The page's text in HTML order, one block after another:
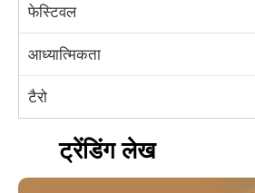
फेस्टिवल
आध्यात्मिकता
टैरो
हस्तरेखा शास्त्र
बॉलीवुड
ट्रेंडिंग लेख